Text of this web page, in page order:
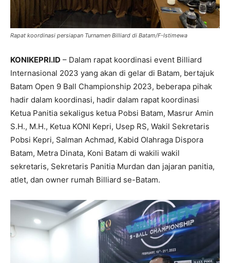
Rapat koordinasi persiapan Turnamen Billiard di Batam/F-Istimewa
KONIKEPRI.ID – Dalam rapat koordinasi event Billiard
Internasional 2023 yang akan di gelar di Batam, bertajuk
Batam Open 9 Ball Championship 2023, beberapa pihak
hadir dalam koordinasi, hadir dalam rapat koordinasi
Ketua Panitia sekaligus ketua Pobsi Batam, Masrur Amin
S.H., M.H., Ketua KONI Kepri, Usep RS, Wakil Sekretaris
Pobsi Kepri, Salman Achmad, Kabid Olahraga Dispora
Batam, Metra Dinata, Koni Batam di wakili wakil
sekretaris, Sekretaris Panitia Murdan dan jajaran panitia,
atlet, dan owner rumah Billiard se-Batam.